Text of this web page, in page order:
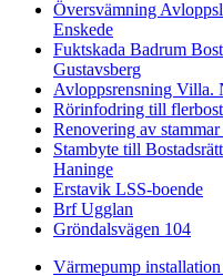
Översvämning
Enskede
Fuktskada Badrum
Gustavsberg
Avloppsrensning Villa.
Rörinfodring till
Renovering av
Stambyte till
Haninge
Erstavik LSS-boende
Brf Ugglan
Gröndalsvägen 104
Värmepump installation